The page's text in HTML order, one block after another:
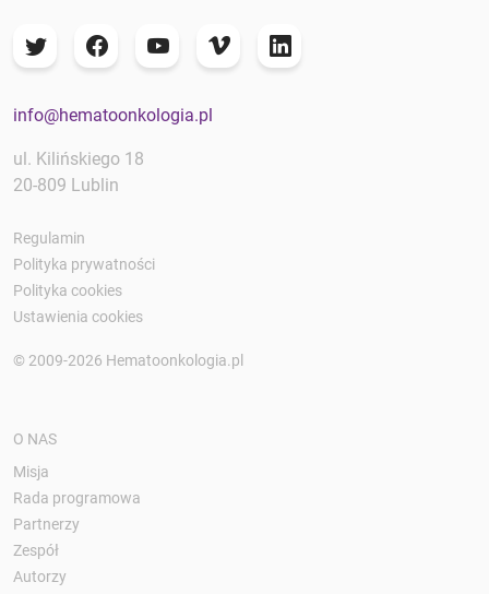
info@hematoonkologia.pl
ul. Kilińskiego 18
20-809 Lublin
Regulamin
Polityka prywatności
Polityka cookies
Ustawienia cookies
© 2009-2026 Hematoonkologia.pl
O NAS
Misja
Rada programowa
Partnerzy
Zespół
Autorzy